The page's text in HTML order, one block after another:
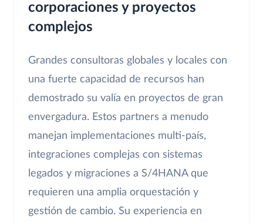
corporaciones y proyectos
complejos
Grandes consultoras globales y locales con
una fuerte capacidad de recursos han
demostrado su valía en proyectos de gran
envergadura. Estos partners a menudo
manejan implementaciones multi-país,
integraciones complejas con sistemas
legados y migraciones a S/4HANA que
requieren una amplia orquestación y
gestión de cambio. Su experiencia en